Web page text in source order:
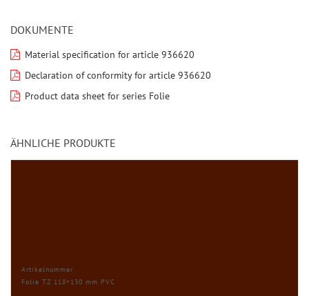
DOKUMENTE
Material specification for article 936620
Declaration of conformity for article 936620
Product data sheet for series Folie
ÄHNLICHE PRODUKTE
Artikelnummer
Folie TZ 118×130 mm PVC